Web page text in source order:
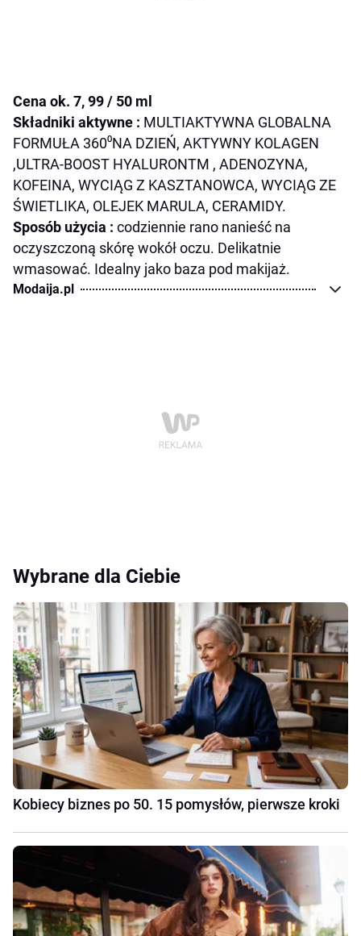
Cena ok. 7, 99 / 50 ml
Składniki aktywne : MULTIAKTYWNA GLOBALNA
FORMUŁA 360⁰NA DZIEŃ, AKTYWNY KOLAGEN
,ULTRA-BOOST HYALURONTM , ADENOZYNA,
KOFEINA, WYCIĄG Z KASZTANOWCA, WYCIĄG ZE
ŚWIETLIKA, OLEJEK MARULA, CERAMIDY.
Sposób użycia : codziennie rano nanieść na
oczyszczoną skórę wokół oczu. Delikatnie
wmasować. Idealny jako baza pod makijaż.
Modaija.pl
Wybrane dla Ciebie
Kobiecy biznes po 50. 15 pomysłów, pierwsze kroki